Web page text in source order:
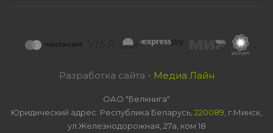
Разработка сайта - Медиа Лайн
ОАО "Белкнига"
Юридический адрес: Республика Беларусь, 220089 , г.Минск,
ул.Железнодорожная, 27а, ком 18